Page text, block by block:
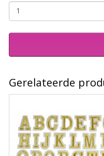
Gerelateerde